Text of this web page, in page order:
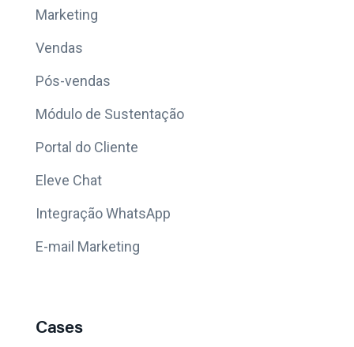
Marketing
Vendas
Pós-vendas
Módulo de Sustentação
Portal do Cliente
Eleve Chat
Integração WhatsApp
E-mail Marketing
Cases